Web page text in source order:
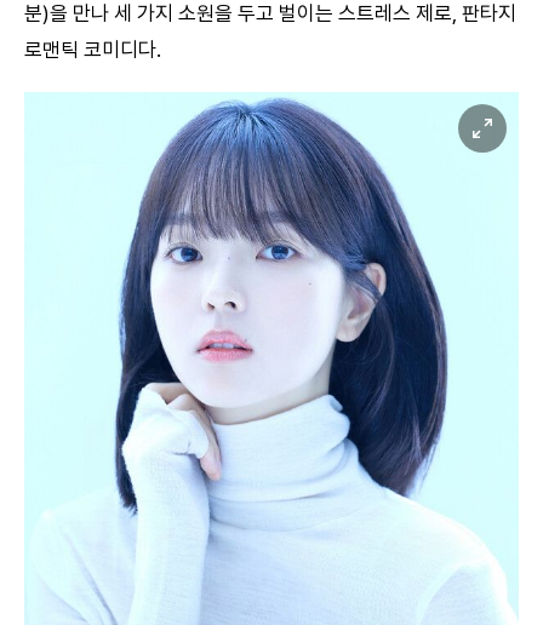
분)을 만나 세 가지 소원을 두고 벌이는 스트레스 제로, 판타지
로맨틱 코미디다.